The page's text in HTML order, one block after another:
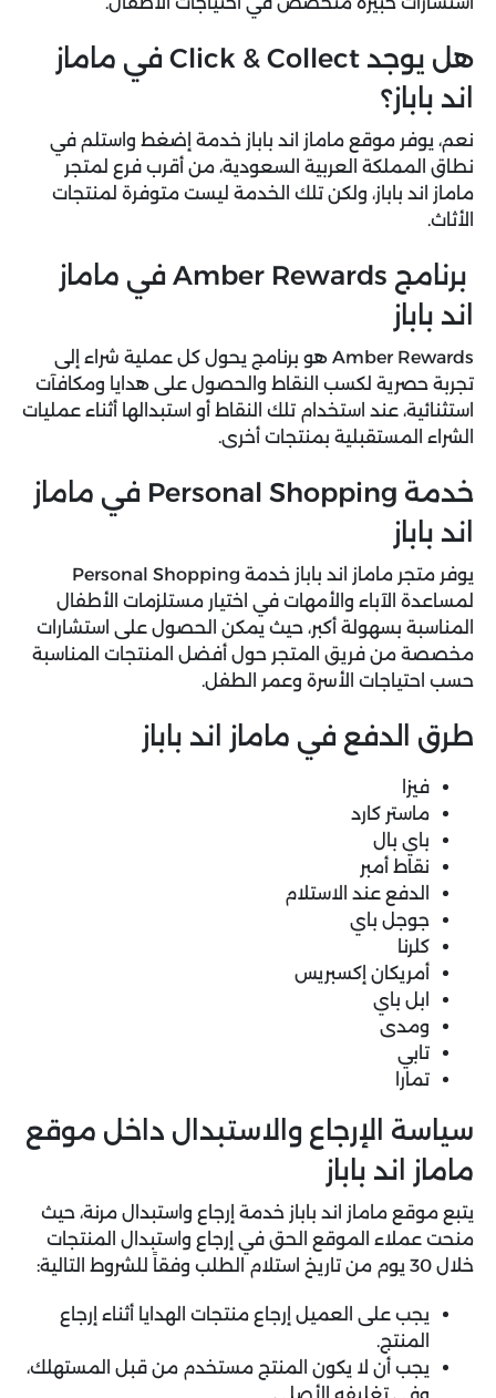
هل يوجد Click & Collect في ماماز
اند باباز؟
نعم، يوفر موقع ماماز اند باباز خدمة إضغط واستلم في
نطاق المملكة العربية السعودية، من أقرب فرع لمتجر
ماماز اند باباز، ولكن تلك الخدمة ليست متوفرة لمنتجات
الأثاث.
برنامج Amber Rewards في ماماز
اند باباز
Amber Rewards هو برنامج يحول كل عملية شراء إلى
تجربة حصرية لكسب النقاط والحصول على هدايا ومكافآت
استثنائية، عند استخدام تلك النقاط أو استبدالها أثناء عمليات
الشراء المستقبلية بمنتجات أخرى.
خدمة Personal Shopping في ماماز
اند باباز
يوفر متجر ماماز اند باباز خدمة Personal Shopping
لمساعدة الآباء والأمهات في اختيار مستلزمات الأطفال
المناسبة بسهولة أكبر، حيث يمكن الحصول على استشارات
مخصصة من فريق المتجر حول أفضل المنتجات المناسبة
حسب احتياجات الأسرة وعمر الطفل.
طرق الدفع في ماماز اند باباز
فيزا
ماستر كارد
باي بال
نقاط أمبر
الدفع عند الاستلام
جوجل باي
كلرنا
أمريكان إكسبريس
ابل باي
ومدى
تابي
تمارا
سياسة الإرجاع والاستبدال داخل موقع
ماماز اند باباز
يتبع موقع ماماز اند باباز خدمة إرجاع واستبدال مرنة، حيث
منحت عملاء الموقع الحق في إرجاع واستبدال المنتجات
خلال 30 يوم من تاريخ استلام الطلب وفقاً للشروط التالية:
يجب على العميل إرجاع منتجات الهدايا أثناء إرجاع
المنتج.
يجب أن لا يكون المنتج مستخدم من قبل المستهلك،